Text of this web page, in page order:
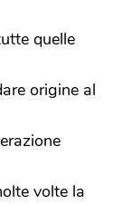
quelle
origine al
volte la